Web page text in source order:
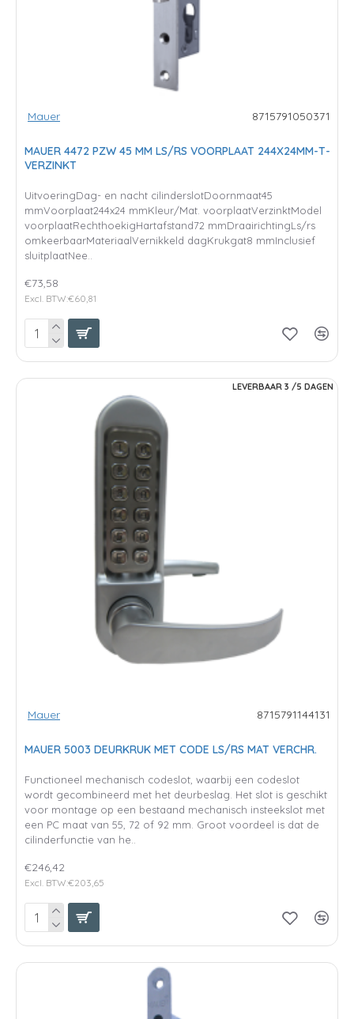
Mauer 8715791050371
MAUER 4472 PZW 45 MM LS/RS VOORPLAAT 244X24MM-T-
VERZINKT
UitvoeringDag- en nacht cilinderslotDoornmaat45
mmVoorplaat244x24 mmKleur/Mat. voorplaatVerzinktModel
voorplaatRechthoekigHartafstand72 mmDraairichtingLs/rs
omkeerbaarMateriaalVernikkeld dagKrukgat8 mmInclusief
sluitplaatNee..
€73,58
Excl. BTW:€60,81
LEVERBAAR 3 /5 DAGEN
Mauer 8715791144131
MAUER 5003 DEURKRUK MET CODE LS/RS MAT VERCHR.
Functioneel mechanisch codeslot, waarbij een codeslot
wordt gecombineerd met het deurbeslag. Het slot is geschikt
voor montage op een bestaand mechanisch insteekslot met
een PC maat van 55, 72 of 92 mm. Groot voordeel is dat de
cilinderfunctie van he..
€246,42
Excl. BTW:€203,65